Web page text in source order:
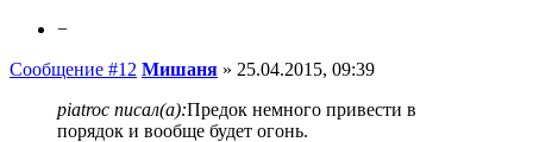
−
Сообщение #12 Мишаня » 25.04.2015, 09:39
piatroc писал(а):Предок немного привести в
порядок и вообще будет огонь.